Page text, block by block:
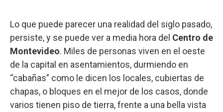
Lo que puede parecer una realidad del siglo pasado,
persiste, y se puede ver a media hora del Centro de
Montevideo. Miles de personas viven en el oeste
de la capital en asentamientos, durmiendo en
“cabañas” como le dicen los locales, cubiertas de
chapas, o bloques en el mejor de los casos, donde
varios tienen piso de tierra, frente a una bella vista